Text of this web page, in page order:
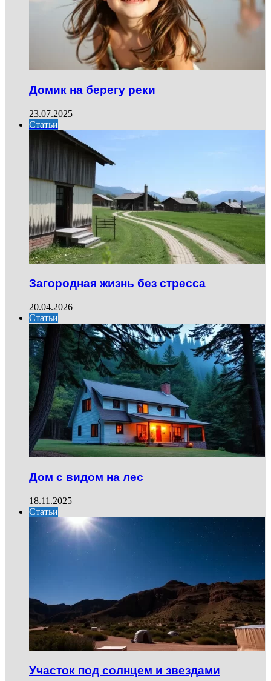
Домик на берегу реки
23.07.2025
Статьи
Загородная жизнь без стресса
20.04.2026
Статьи
Дом с видом на лес
18.11.2025
Статьи
Участок под солнцем и звездами